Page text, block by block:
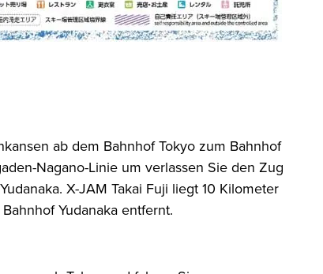
ab dem Bahnhof Tokyo zum Bahnhof
Nagano-Linie um verlassen Sie den Zug
X-JAM Takai Fuji liegt 10 Kilometer
Yudanaka entfernt.